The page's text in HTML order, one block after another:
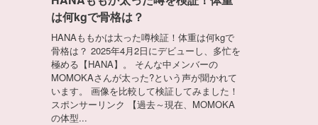
は何kgで骨格は？
HANAももかは太った噂検証！体重は何kgで
骨格は？ 2025年4月2日にデビューし、多忙を
極める【HANA】。 そんな中メンバーの
MOMOKAさんが太った?という声が聞かれて
います。 画像を比較して検証してみました！
スポンサーリンク 【過去～現在、MOMOKA
の体型...